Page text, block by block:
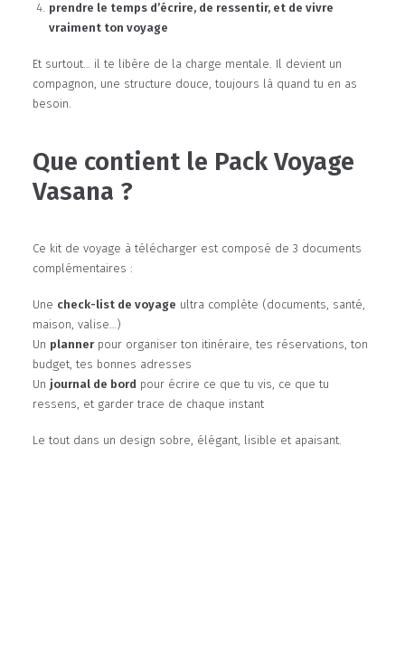
prendre le temps d’écrire, de ressentir, et de vivre
vraiment ton voyage
Et surtout… il te libère de la charge mentale. Il devient un
compagnon, une structure douce, toujours là quand tu en as
besoin.
Que contient le Pack Voyage
Vasana ?
Ce kit de voyage à télécharger est composé de 3 documents
complémentaires :
Une check-list de voyage ultra complète (documents, santé,
maison, valise…)
Un plannerpour organiser ton itinéraire, tes réservations, ton
budget, tes bonnes adresses
Un journal de bord pour écrire ce que tu vis, ce que tu
ressens, et garder trace de chaque instant
Le tout dans un design sobre, élégant, lisible et apaisant.